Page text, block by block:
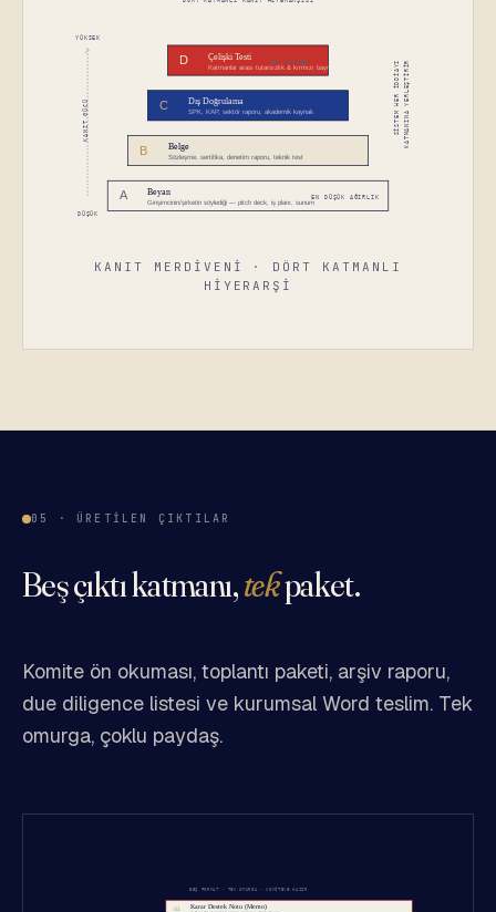
KANIT MERDIVENI · DÖRT KATMANLI
HIYERARŞI
05 · ÜRETILEN ÇIKTILAR
Beş çıktı katmanı,tekpaket.
Komite ön okuması, toplantı paketi, arşiv raporu,
due diligence listesi ve kurumsal Word teslim. Tek
omurga, çoklu paydaş.